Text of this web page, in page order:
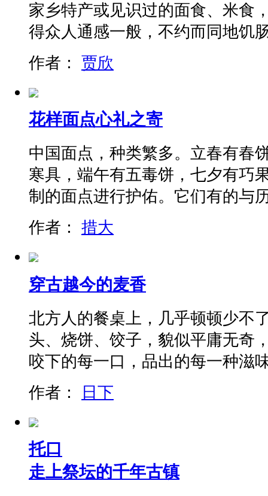
家乡特产或见识过的面食、米食
得众人通感一般，不约而同地饥
作者： 贾欣
花样面点心礼之寄
中国面点，种类繁多。立春有春
寒具，端午有五毒饼，七夕有
制的面点进行护佑。它们有的
作者： 措大
穿古越今的麦香
北方人的餐桌上，几乎顿顿少不
头、烧饼、饺子，貌似平庸无奇
咬下的每一口，品出的每一种
作者：
日下
托口
走上祭坛的千年古镇